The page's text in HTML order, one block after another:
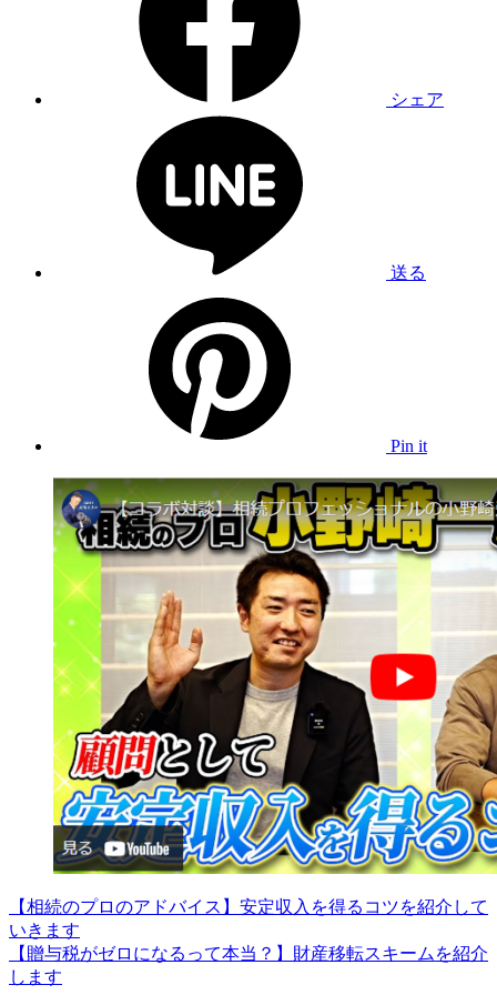
シェア
送る
Pin it
【相続のプロのアドバイス】安定収入を得るコツを紹介して
いきます
【贈与税がゼロになるって本当？】財産移転スキームを紹介
します